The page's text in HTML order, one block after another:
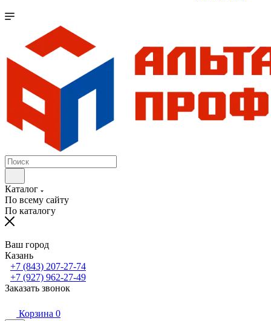
Каталог
По всему сайту
По каталогу
Ваш город
Казань
+7 (843) 207-27-74
+7 (927) 962-27-49
Заказать звонок
Корзина 0